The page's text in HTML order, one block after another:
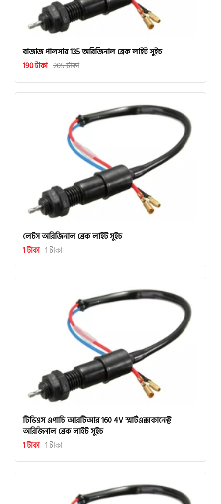
বাজাজ পালসার 135 অরিজিনাল ব্রেক লাইট সুইচ
190 টাকা 205 টাকা
লেটস অরিজিনাল ব্রেক লাইট সুইচ
1 টাকা 1 টাকা
টিভিএস এপাচি আরটিআর 160 4V স্মার্টএক্সকানেক্ট
অরিজিনাল ব্রেক লাইট সুইচ
1 টাকা 1 টাকা